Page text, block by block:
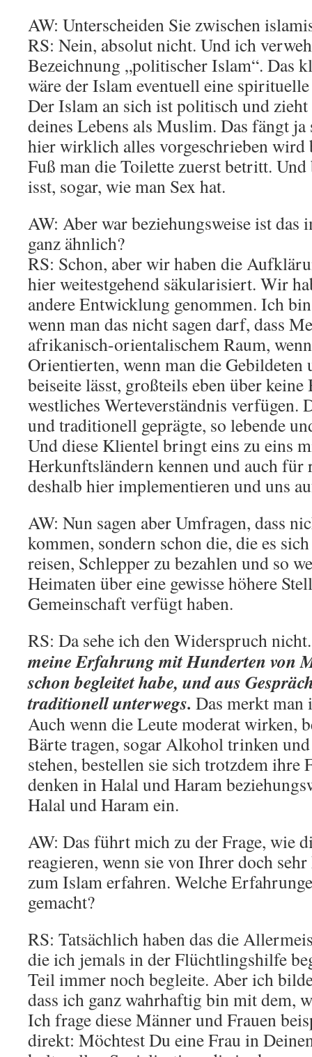
AW: Unterscheiden Sie zwischen
RS: Nein, absolut nicht. Und ich
Bezeichnung „politischer Islam“. Das
wäre der Islam eventuell eine
Der Islam an sich ist politisch und
deines Lebens als Muslim. Das fängt ja
hier wirklich alles vorgeschrieben wird
Fuß man die Toilette zuerst betritt.
isst, sogar, wie man Sex hat.
AW: Aber war beziehungsweise ist
ganz ähnlich?
RS: Schon, aber wir haben die
hier weitestgehend säkularisiert. Wir
andere Entwicklung genommen. Ich
wenn man das nicht sagen darf, dass
afrikanisch-orientalischem Raum,
Orientierten, wenn man die Gebildeten
beiseite lässt, großteils eben über
westliches Werteverständnis verfügen.
und traditionell geprägte, so lebende
Und diese Klientel bringt eins zu eins
Herkunftsländern kennen und auch
deshalb hier implementieren und uns
AW: Nun sagen aber Umfragen, dass
kommen, sondern schon die, die es
reisen, Schlepper zu bezahlen und so
Heimaten über eine gewisse höhere
Gemeinschaft verfügt haben.
RS: Da sehe ich den Widerspruch
meine Erfahrung mit Hunderten von
schon begleitet habe, und aus
traditionell unterwegs. Das merkt man
Auch wenn die Leute moderat wirken,
Bärte tragen, sogar Alkohol trinken
stehen, bestellen sie sich trotzdem ihre
denken in Halal und Haram
Halal und Haram ein.
AW: Das führt mich zu der Frage, wie
reagieren, wenn sie von Ihrer doch
zum Islam erfahren. Welche
gemacht?
RS: Tatsächlich haben das die
die ich jemals in der Flüchtlingshilfe
Teil immer noch begleite. Aber ich
dass ich ganz wahrhaftig bin mit dem,
Ich frage diese Männer und Frauen
direkt: Möchtest Du eine Frau in